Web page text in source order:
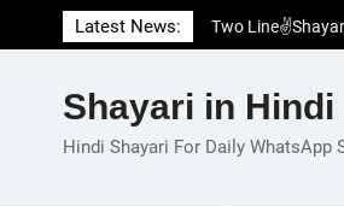
to
Latest News:
Two Line✌️Shayari
Love😓Lines In
Love🥳Poetry In
1 Line☝️Shayari In
Shayari in Hindi
Hindi Shayari For Daily WhatsApp